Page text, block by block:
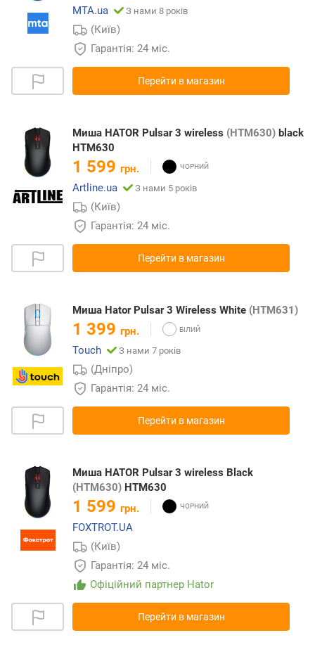
MTA.ua
З нами 8 років
(Київ)
Гарантія: 24 міс.
Перейти в магазин
Миша HATOR Pulsar 3 wireless (HTM630) black
HTM630
1 599 грн.
Artline.ua
З нами 5 років
(Київ)
Гарантія: 24 міс.
Перейти в магазин
Миша Hator Pulsar 3 Wireless White (HTM631)
1 399 грн.
Touch
З нами 7 років
(Дніпро)
Гарантія: 24 міс.
Перейти в магазин
Миша HATOR Pulsar 3 wireless Black
(HTM630) HTM630
1 599 грн.
FOXTROT.UA
(Київ)
Гарантія: 24 міс.
Офіційний партнер Hator
Перейти в магазин